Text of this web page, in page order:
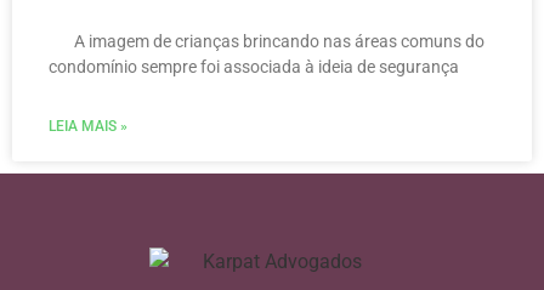
A imagem de crianças brincando nas áreas comuns do
condomínio sempre foi associada à ideia de segurança
LEIA MAIS »